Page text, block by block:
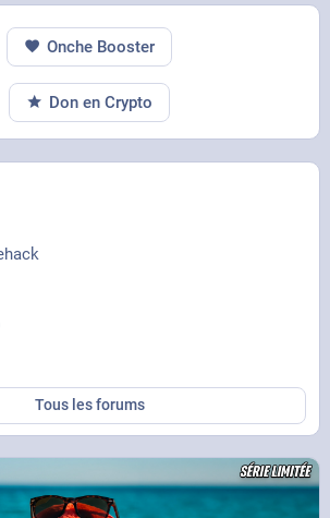
Tous les forums
Onche Booster
Don en Crypto